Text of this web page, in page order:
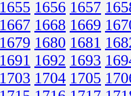
1655 1656 1657
1667 1668 1669
1679 1680 1681
1691 1692 1693
1703 1704 1705